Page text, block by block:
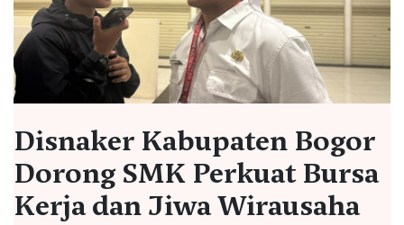
Disnaker Kabupaten Bogor
Dorong SMK Perkuat Bursa
Kerja dan Jiwa Wirausaha